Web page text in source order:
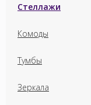
Стеллажи
Комоды
Тумбы
Зеркала